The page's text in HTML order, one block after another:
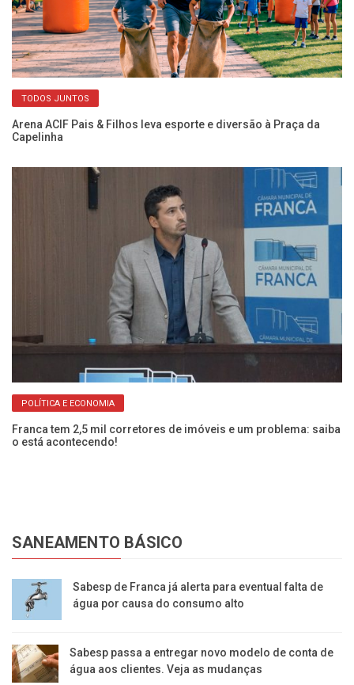
TODOS JUNTOS
Arena ACIF Pais & Filhos leva esporte e diversão à Praça da
Capelinha
POLÍTICA E ECONOMIA
Franca tem 2,5 mil corretores de imóveis e um problema: saiba
o está acontecendo!
SANEAMENTO BÁSICO
Sabesp de Franca já alerta para eventual falta de
água por causa do consumo alto
Sabesp passa a entregar novo modelo de conta de
água aos clientes. Veja as mudanças